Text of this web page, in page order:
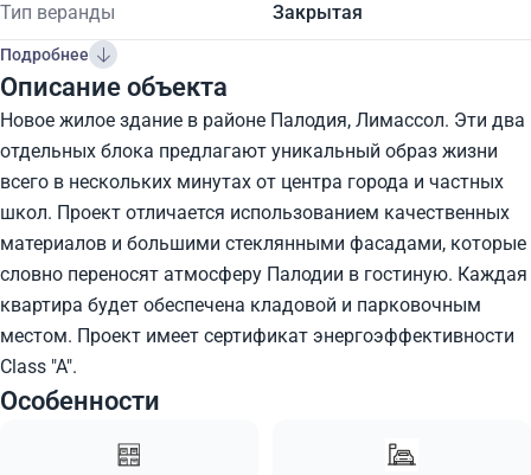
Тип веранды Закрытая
Подробнее
Описание объекта
Новое жилое здание в районе Палодия, Лимассол. Эти два
отдельных блока предлагают уникальный образ жизни
всего в нескольких минутах от центра города и частных
школ. Проект отличается использованием качественных
материалов и большими стеклянными фасадами, которые
словно переносят атмосферу Палодии в гостиную. Каждая
квартира будет обеспечена кладовой и парковочным
местом. Проект имеет сертификат энергоэффективности
Class "A".
Особенности